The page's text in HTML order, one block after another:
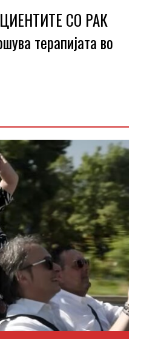
СО РАК
терапијата во